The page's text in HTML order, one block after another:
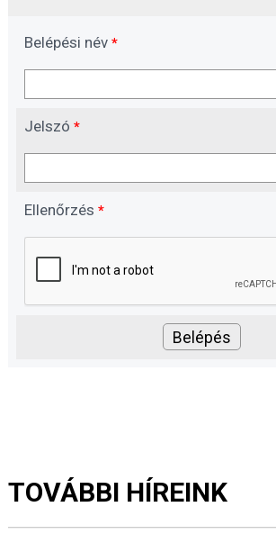
Belépési név *
Jelszó *
Ellenőrzés *
TOVÁBBI HÍREINK